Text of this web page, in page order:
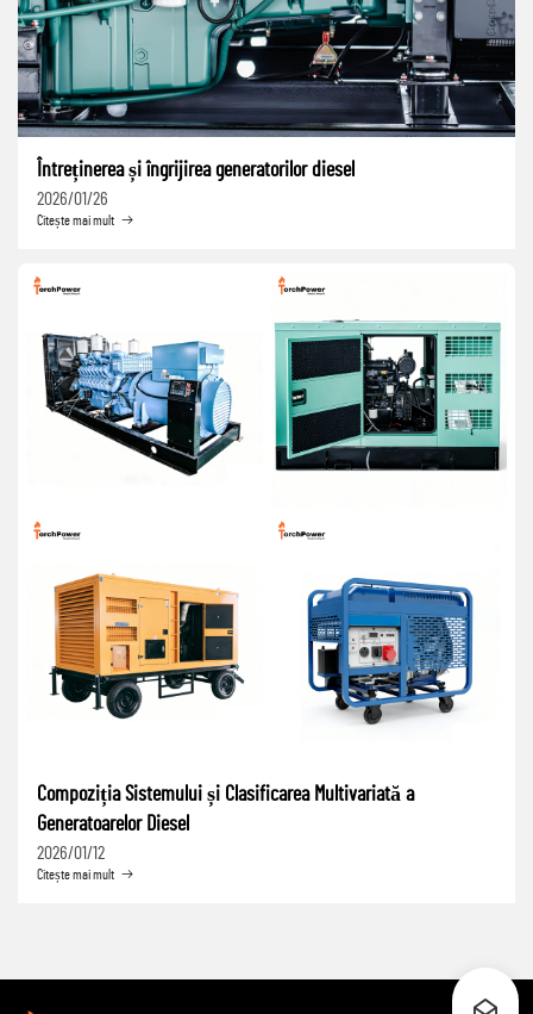
Întreținerea și îngrijirea generatorilor diesel
2026/01/26
Citește mai mult
Compoziția Sistemului și Clasificarea Multivariată a
Generatoarelor Diesel
2026/01/12
Citește mai mult